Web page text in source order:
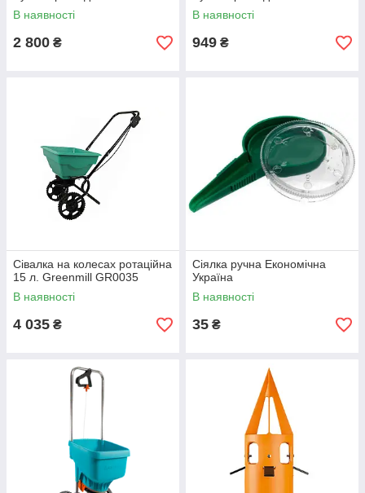
В наявності
2 800 ₴
В наявності
949 ₴
Сівалка на колесах ротаційна
15 л. Greenmill GR0035
В наявності
4 035 ₴
Сіялка ручна Економічна
Україна
В наявності
35 ₴